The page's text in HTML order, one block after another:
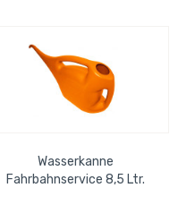
Wasserkanne
Fahrbahnservice 8,5 Ltr.